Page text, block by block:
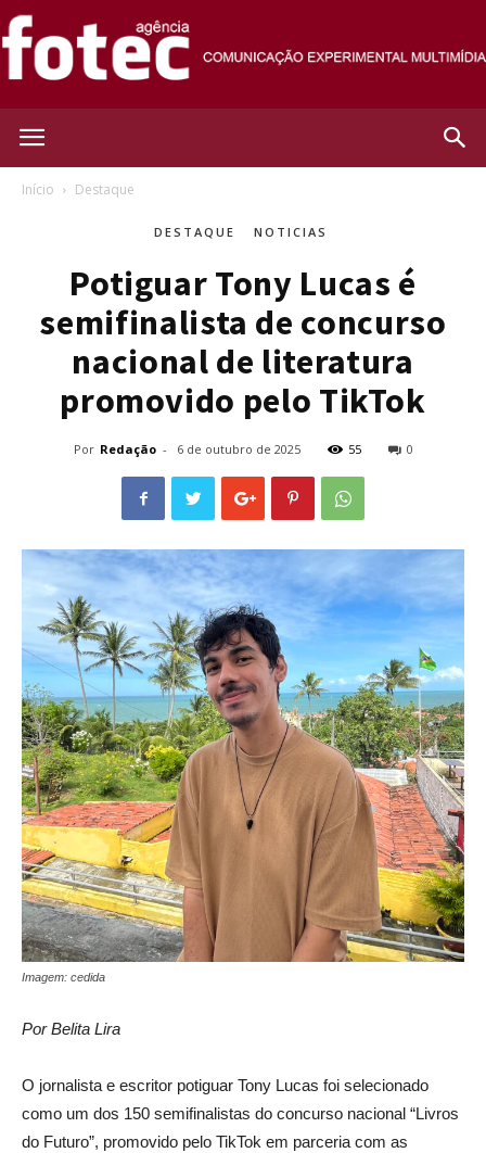
Início Destaque
DESTAQUE NOTICIAS
Potiguar Tony Lucas é
semifinalista de concurso
nacional de literatura
promovido pelo TikTok
Por Redação - 6 de outubro de 2025 55 0
Imagem: cedida
Por Belita Lira
O jornalista e escritor potiguar Tony Lucas foi selecionado
como um dos 150 semifinalistas do concurso nacional “Livros
do Futuro”, promovido pelo TikTok em parceria com as